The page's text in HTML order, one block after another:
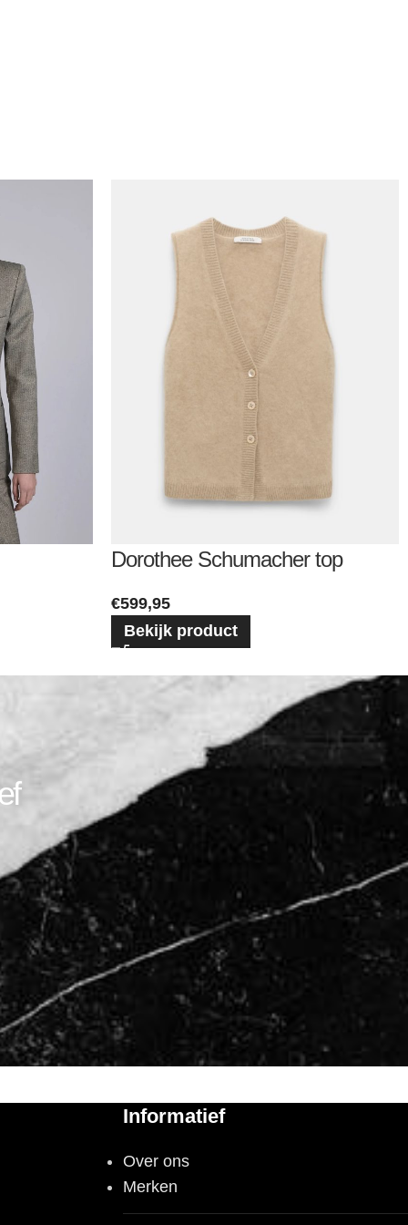
Dorothee Schumacher top
€599,95
Bekijk product
Informatief
Over ons
Merken